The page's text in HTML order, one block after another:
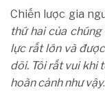
Chiến lược gia
thứ hai của
lực rất lớn và
dõi. Tôi rất vui khi
hoàn cảnh như vậy